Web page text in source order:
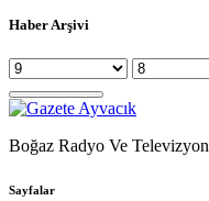
Haber Arşivi
Boğaz Radyo Ve Televizyon
Sayfalar